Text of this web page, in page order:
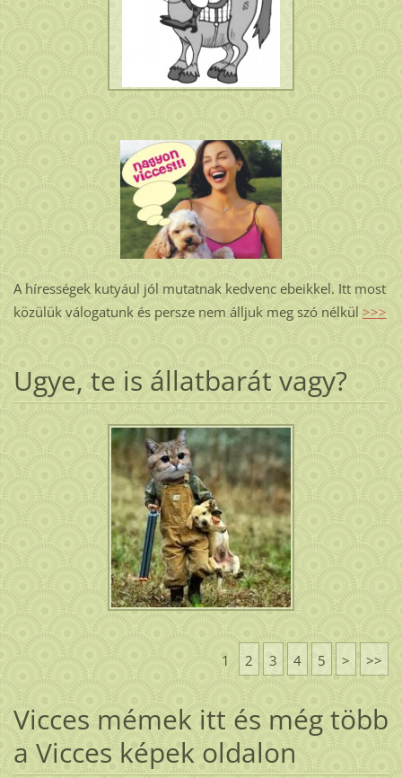
A hírességek kutyául jól mutatnak kedvenc ebeikkel. Itt most
közülük válogatunk és persze nem álljuk meg szó nélkül >>>
Ugye, te is állatbarát vagy?
1 2 3 4 5 > >>
Vicces mémek itt és még több
a Vicces képek oldalon